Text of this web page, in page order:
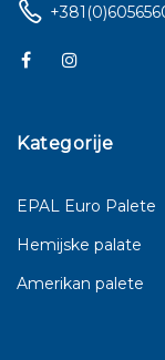
Kategorije
EPAL Euro Palete
Hemijske palate
Amerikan palete